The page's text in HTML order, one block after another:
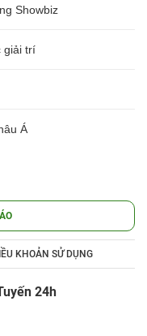
Showbiz
giải trí
Á
KHOẢN SỬ DỤNG
24h